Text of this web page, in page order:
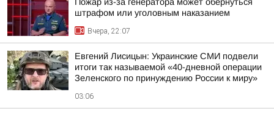
штрафом или уголовным наказанием
Вчера, 22:07
Евгений Лисицын: Украинские СМИ подвели
итоги так называемой «40-дневной операции
Зеленского по принуждению России к миру»
03:06